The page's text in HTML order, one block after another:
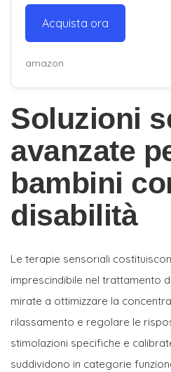
Acquista ora
amazon
Soluzioni
avanzate
bambini
disabilità
Le terapie sensoriali
imprescindibile nel trattamento
mirate a ottimizzare la
rilassamento e regolare le
stimolazioni specifiche e
suddividono in categorie